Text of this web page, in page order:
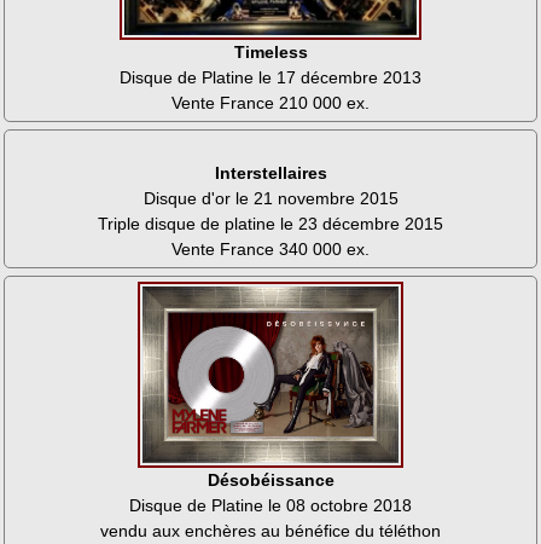
Timeless
Disque de Platine le 17 décembre 2013
Vente France 210 000 ex.
Interstellaires
Disque d'or le 21 novembre 2015
Triple disque de platine le 23 décembre 2015
Vente France 340 000 ex.
Désobéissance
Disque de Platine le 08 octobre 2018
vendu aux enchères au bénéfice du téléthon